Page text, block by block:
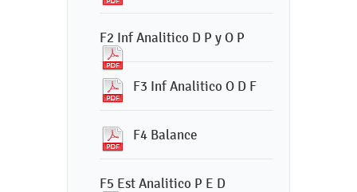
F2 Inf Analitico D P y O P
F3 Inf Analitico O D F
F4 Balance
F5 Est Analitico P E D